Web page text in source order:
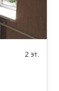
2 эт.